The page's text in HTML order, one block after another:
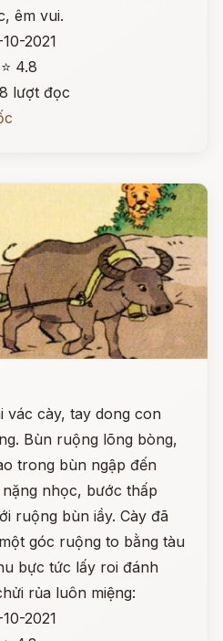
êm vui.
2021
⭐ 4.8
lượt đọc
vác cày, tay dong con
Bùn ruộng lõng bòng,
trong bùn ngập đến
nhọc, bước thấp
ruộng bùn iầy. Cày đã
góc ruộng to bằng tàu
bực tức lấy roi đánh
rủa luôn miệng:
2021